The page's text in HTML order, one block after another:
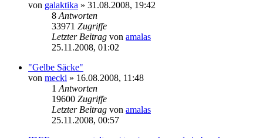
von galaktika » 31.08.2008, 19:42
8 Antworten
33971 Zugriffe
Letzter Beitrag von amalas
25.11.2008, 01:02
"Gelbe Säcke"
von mecki » 16.08.2008, 11:48
1 Antworten
19600 Zugriffe
Letzter Beitrag von amalas
25.11.2008, 00:57